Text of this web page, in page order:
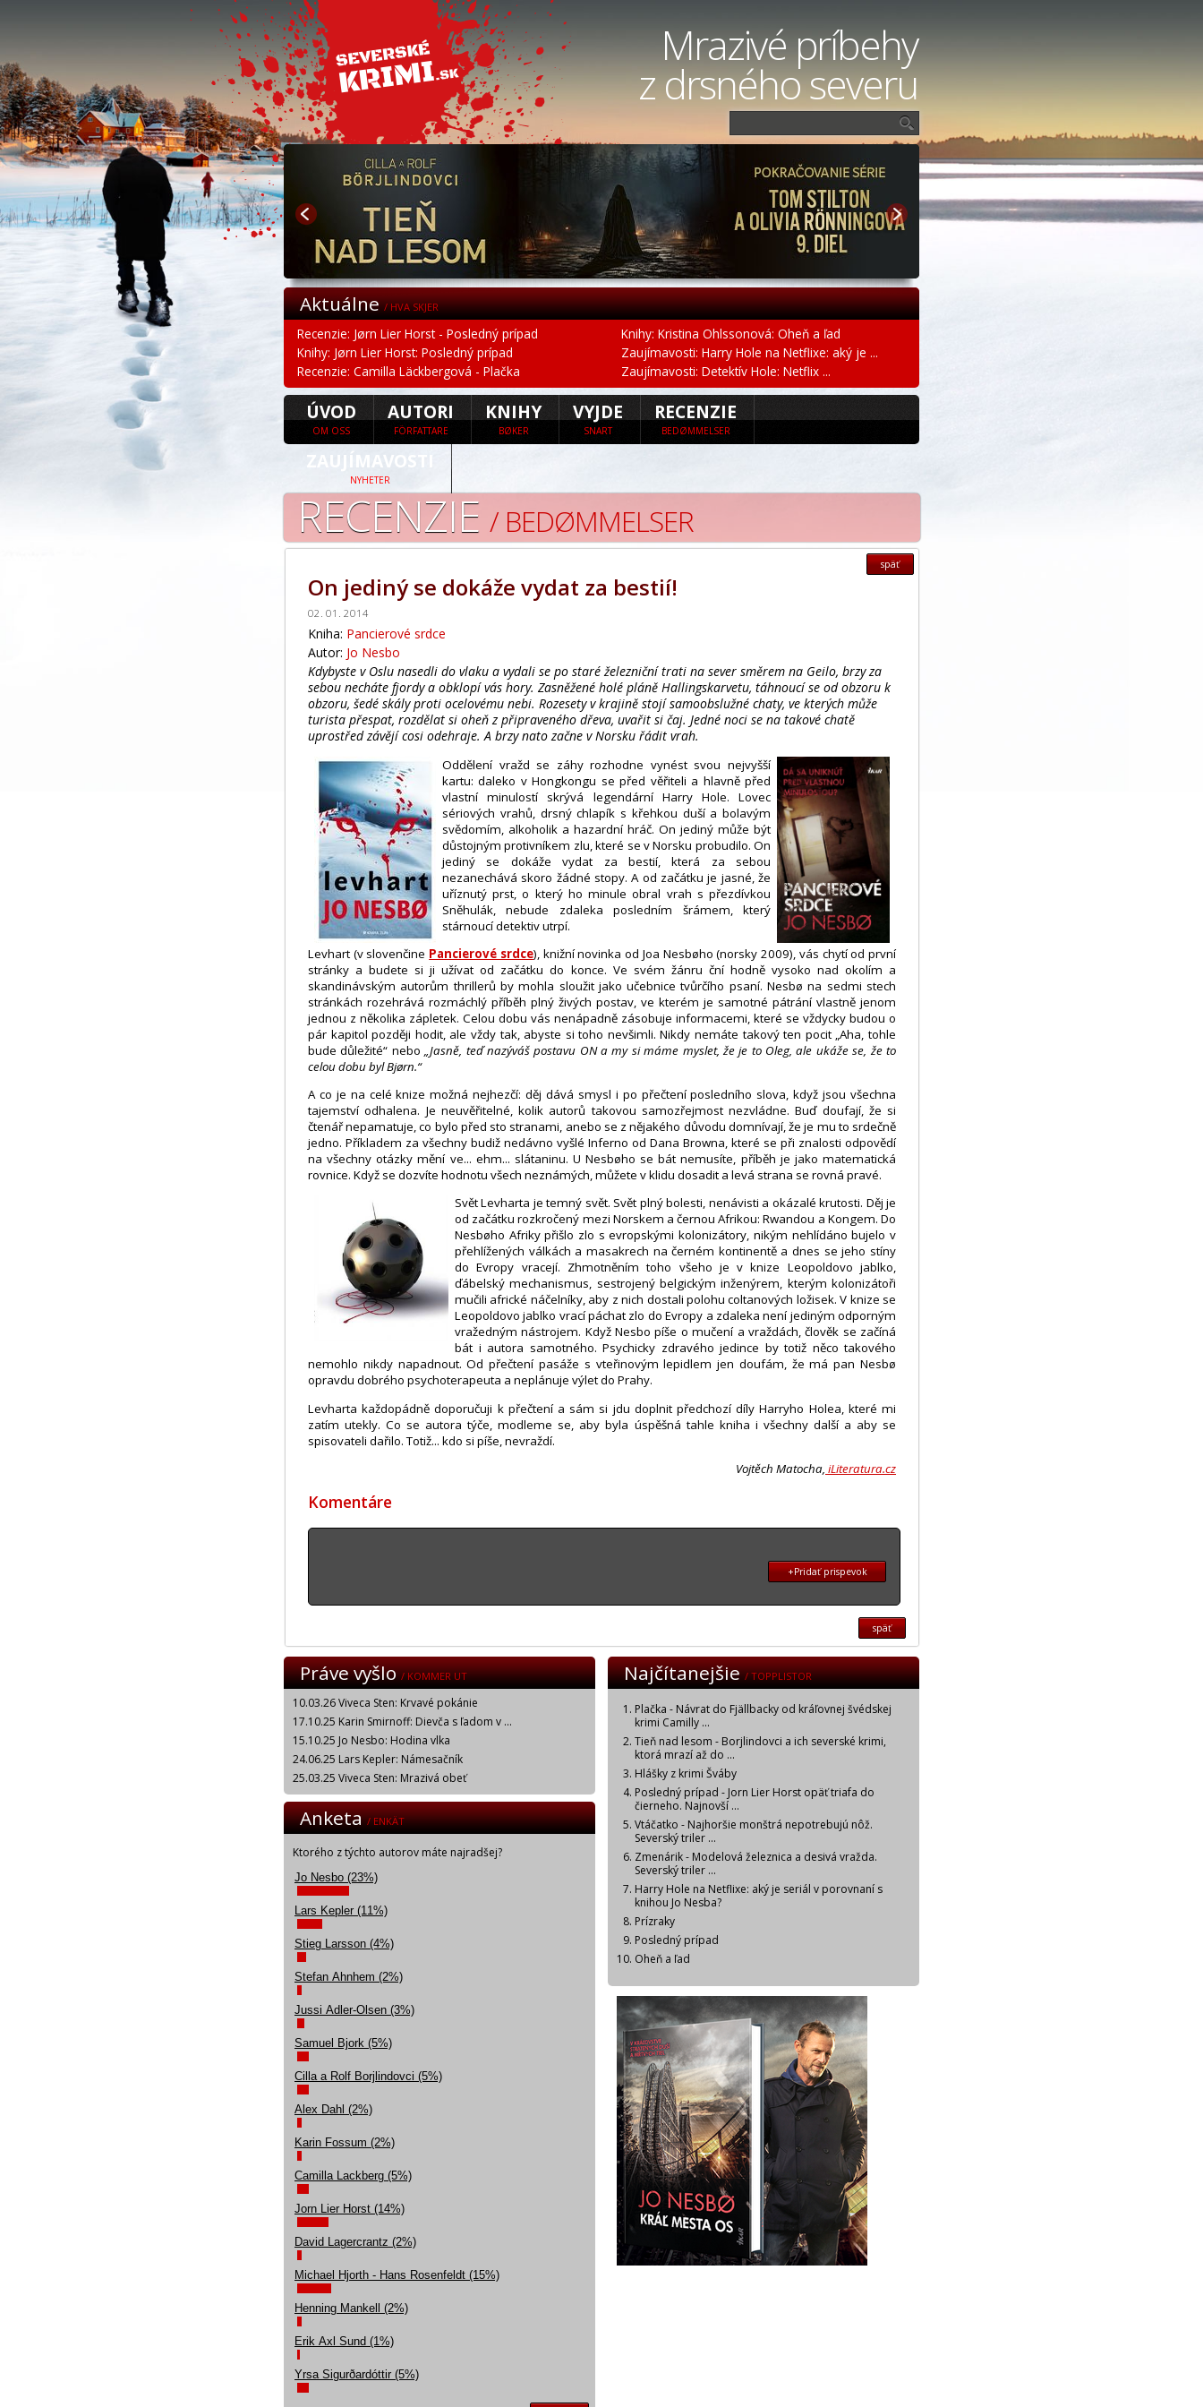
Mrazivé príbehy
z drsného severu
Aktuálne/ HVA SKJER
Recenzie: Jørn Lier Horst - Posledný prípad
Knihy: Jørn Lier Horst: Posledný prípad
Recenzie: Camilla Läckbergová - Plačka
Knihy: Kristina Ohlssonová: Oheň a ľad
Zaujímavosti: Harry Hole na Netflixe: aký je ...
Zaujímavosti: Detektív Hole: Netflix ...
ÚVOD
OM OSS
AUTORI
FÖRFATTARE
KNIHY
BØKER
VYJDE
SNART
RECENZIE
BEDØMMELSER
ZAUJÍMAVOSTI
NYHETER
RECENZIE / BEDØMMELSER
späť
On jediný se dokáže vydat za bestií!
02. 01. 2014
Kniha: Pancierové srdce
Autor: Jo Nesbo
Kdybyste v Oslu nasedli do vlaku a vydali se po staré železniční trati na sever směrem na Geilo, brzy za
sebou necháte fjordy a obklopí vás hory. Zasněžené holé pláně Hallingskarvetu, táhnoucí se od obzoru k
obzoru, šedé skály proti ocelovému nebi. Rozesety v krajině stojí samoobslužné chaty, ve kterých může
turista přespat, rozdělat si oheň z připraveného dřeva, uvařit si čaj. Jedné noci se na takové chatě
uprostřed závějí cosi odehraje. A brzy nato začne v Norsku řádit vrah.
Oddělení vražd se záhy rozhodne vynést svou nejvyšší
kartu: daleko v Hongkongu se před věřiteli a hlavně před
vlastní minulostí skrývá legendární Harry Hole. Lovec
sériových vrahů, drsný chlapík s křehkou duší a bolavým
svědomím, alkoholik a hazardní hráč. On jediný může být
důstojným protivníkem zlu, které se v Norsku probudilo. On
jediný se dokáže vydat za bestií, která za sebou
nezanechává skoro žádné stopy. A od začátku je jasné, že
uříznutý prst, o který ho minule obral vrah s přezdívkou
Sněhulák, nebude zdaleka posledním šrámem, který
stárnoucí detektiv utrpí.
Levhart (v slovenčine Pancierové srdce), knižní novinka od Joa Nesbøho (norsky 2009), vás chytí od první
stránky a budete si ji užívat od začátku do konce. Ve svém žánru ční hodně vysoko nad okolím a
skandinávským autorům thrillerů by mohla sloužit jako učebnice tvůrčího psaní. Nesbø na sedmi stech
stránkách rozehrává rozmáchlý příběh plný živých postav, ve kterém je samotné pátrání vlastně jenom
jednou z několika zápletek. Celou dobu vás nenápadně zásobuje informacemi, které se vždycky budou o
pár kapitol později hodit, ale vždy tak, abyste si toho nevšimli. Nikdy nemáte takový ten pocit „Aha, tohle
bude důležité“ nebo„Jasně, teď nazýváš postavu ON a my si máme myslet, že je to Oleg, ale ukáže se, že to
celou dobu byl Bjørn.“
A co je na celé knize možná nejhezčí: děj dává smysl i po přečtení posledního slova, když jsou všechna
tajemství odhalena. Je neuvěřitelné, kolik autorů takovou samozřejmost nezvládne. Buď doufají, že si
čtenář nepamatuje, co bylo před sto stranami, anebo se z nějakého důvodu domnívají, že je mu to srdečně
jedno. Příkladem za všechny budiž nedávno vyšlé Inferno od Dana Browna, které se při znalosti odpovědí
na všechny otázky mění ve... ehm... slátaninu. U Nesbøho se bát nemusíte, příběh je jako matematická
rovnice. Když se dozvíte hodnotu všech neznámých, můžete v klidu dosadit a levá strana se rovná pravé.
Svět Levharta je temný svět. Svět plný bolesti, nenávisti a okázalé krutosti. Děj je
od začátku rozkročený mezi Norskem a černou Afrikou: Rwandou a Kongem. Do
Nesbøho Afriky přišlo zlo s evropskými kolonizátory, nikým nehlídáno bujelo v
přehlížených válkách a masakrech na černém kontinentě a dnes se jeho stíny
do Evropy vracejí. Zhmotněním toho všeho je v knize Leopoldovo jablko,
ďábelský mechanismus, sestrojený belgickým inženýrem, kterým kolonizátoři
mučili africké náčelníky, aby z nich dostali polohu coltanových ložisek. V knize se
Leopoldovo jablko vrací páchat zlo do Evropy a zdaleka není jediným odporným
vražedným nástrojem. Když Nesbo píše o mučení a vraždách, člověk se začíná
bát i autora samotného. Psychicky zdravého jedince by totiž něco takového
nemohlo nikdy napadnout. Od přečtení pasáže s vteřinovým lepidlem jen doufám, že má pan Nesbø
opravdu dobrého psychoterapeuta a neplánuje výlet do Prahy.
Levharta každopádně doporučuji k přečtení a sám si jdu doplnit předchozí díly Harryho Holea, které mi
zatím utekly. Co se autora týče, modleme se, aby byla úspěšná tahle kniha i všechny další a aby se
spisovateli dařilo. Totiž... kdo si píše, nevraždí.
Vojtěch Matocha, iLiteratura.cz
Komentáre
+Pridať prispevok
späť
Práve vyšlo/ KOMMER UT
10.03.26 Viveca Sten: Krvavé pokánie
17.10.25 Karin Smirnoff: Dievča s ľadom v ...
15.10.25 Jo Nesbo: Hodina vlka
24.06.25 Lars Kepler: Námesačník
25.03.25 Viveca Sten: Mrazivá obeť
Najčítanejšie/ TOPPLISTOR
Plačka - Návrat do Fjällbacky od kráľovnej švédskej
krimi Camilly ...
Tieň nad lesom - Borjlindovci a ich severské krimi,
ktorá mrazí až do ...
Hlášky z krimi Šváby
Posledný prípad - Jorn Lier Horst opäť triafa do
čierneho. Najnovší ...
Vtáčatko - Najhoršie monštrá nepotrebujú nôž.
Severský triler ...
Zmenárik - Modelová železnica a desivá vražda.
Severský triler ...
Harry Hole na Netflixe: aký je seriál v porovnaní s
knihou Jo Nesba?
Prízraky
Posledný prípad
Oheň a ľad
Anketa/ ENKÄT
Ktorého z týchto autorov máte najradšej?
Jo Nesbo (23%)
Lars Kepler (11%)
Stieg Larsson (4%)
Stefan Ahnhem (2%)
Jussi Adler-Olsen (3%)
Samuel Bjork (5%)
Cilla a Rolf Borjlindovci (5%)
Alex Dahl (2%)
Karin Fossum (2%)
Camilla Lackberg (5%)
Jorn Lier Horst (14%)
David Lagercrantz (2%)
Michael Hjorth - Hans Rosenfeldt (15%)
Henning Mankell (2%)
Erik Axl Sund (1%)
Yrsa Sigurðardóttir (5%)